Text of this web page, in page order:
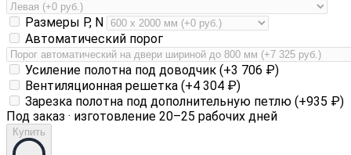
Размеры P, N
Автоматический порог
Усиление полотна под доводчик (+3 706 ₽)
Вентиляционная решетка (+4 304 ₽)
Зарезка полотна под дополнительную петлю (+935 ₽)
Под заказ · изготовление 20–25 рабочих дней
Купить